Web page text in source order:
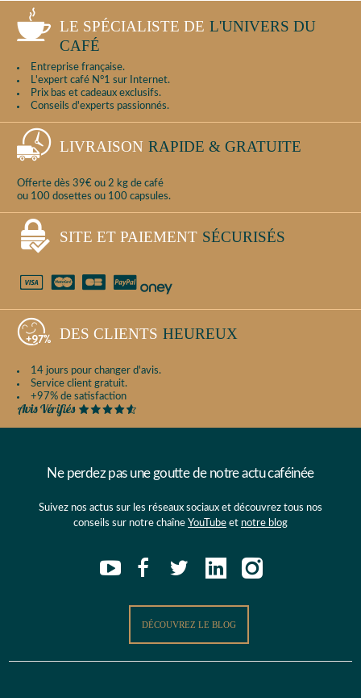
LE SPÉCIALISTE DE L'UNIVERS DU
CAFÉ
Entreprise française.
L'expert café N°1 sur Internet.
Prix bas et cadeaux exclusifs.
Conseils d'experts passionnés.
LIVRAISON RAPIDE & GRATUITE
Offerte dès 39€ ou 2 kg de café
ou 100 dosettes ou 100 capsules.
SITE ET PAIEMENT SÉCURISÉS
DES CLIENTS HEUREUX
14 jours pour changer d'avis.
Service client gratuit.
+97% de satisfaction
Ne perdez pas une goutte de notre actu caféinée
Suivez nos actus sur les réseaux sociaux et découvrez tous nos
conseils sur notre chaîne YouTube et notre blog
DÉCOUVREZ LE BLOG